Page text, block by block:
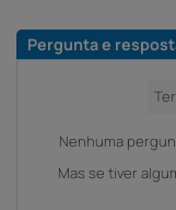
Pergunta e
Nenhuma
Mas se tiver